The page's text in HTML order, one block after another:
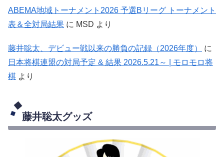
ABEMA地域トーナメント2026 予選Bリーグ トーナメント
表＆全対局結果 に MSD より
藤井聡太、デビュー戦以来の勝負の記録（2026年度）
に
日本将棋連盟の対局予定 & 結果 2026.5.21～ | モロモロ将
棋 より
藤井聡太グッズ